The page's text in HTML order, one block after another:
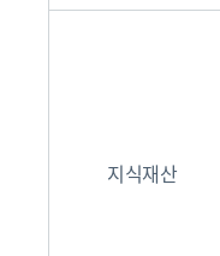
지식재산